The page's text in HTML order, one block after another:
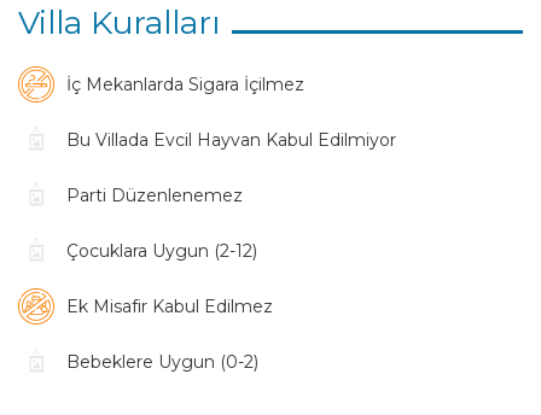
Kaşık Çatal Bıçak Takımı
Mutfak Adası
Salon Bilgileri
Oturma Grubu
Uydu Alıcı
Havuz Bahçe Bilgileri
Villa Kuralları
İç Mekanlarda Sigara İçilmez
Bu Villada Evcil Hayvan Kabul Edilmiyor
Parti Düzenlenemez
Çocuklara Uygun (2-12)
Ek Misafir Kabul Edilmez
Bebeklere Uygun (0-2)